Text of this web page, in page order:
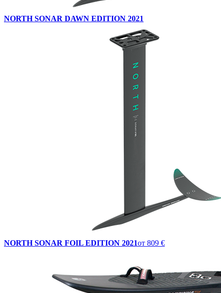
NORTH SONAR DAWN EDITION 2021
NORTH SONAR FOIL EDITION 2021от 809 €